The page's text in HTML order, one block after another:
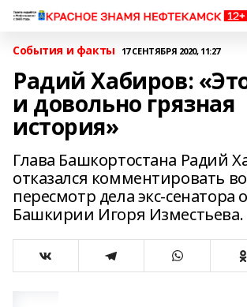
События и факты 17 СЕНТЯБРЯ 2020, 11:27
Радий Хабиров:
и довольно грязная
история»
Глава Башкортостана Радий
отказался комментировать
пересмотр дела экс-сенатора
Башкирии Игоря Изместьева.